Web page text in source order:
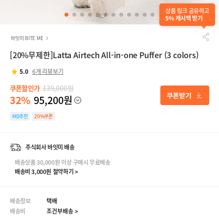
상품 링크 공유하고
5% 캐시백 받기
바잇미 BITE ME
[20%무제한]Latta Airtech All-in-one Puffer (3 colors)
5.0 6개 리뷰보기
쿠폰할인가 139,000원
32% 95,200원
MD추천 20%쿠폰
주식회사 바잇미 배송
배송상품 30,000원 이상 구매시 무료배송
배송비 3,000원 절약하기 >
배송정보
택배
배송비
조건부배송 >